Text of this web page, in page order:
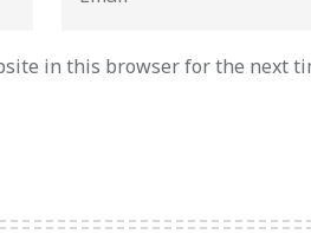
in this browser for the next